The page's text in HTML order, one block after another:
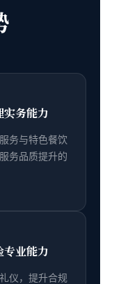
实务能力
务与特色餐饮
务品质提升的
专业能力
仪，提升合规